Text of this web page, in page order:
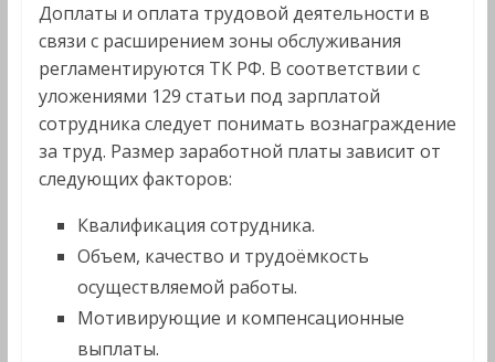
Доплаты и оплата трудовой деятельности в
связи с расширением зоны обслуживания
регламентируются ТК РФ. В соответствии с
уложениями 129 статьи под зарплатой
сотрудника следует понимать вознаграждение
за труд. Размер заработной платы зависит от
следующих факторов:
Квалификация сотрудника.
Объем, качество и трудоёмкость
осуществляемой работы.
Мотивирующие и компенсационные
выплаты.